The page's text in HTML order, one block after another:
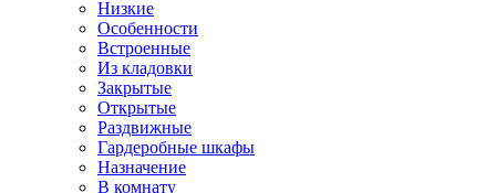
Низкие
Особенности
Встроенные
Из кладовки
Закрытые
Открытые
Раздвижные
Гардеробные шкафы
Назначение
В комнату